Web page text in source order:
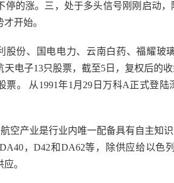
停的涨。三，处于多头信号刚刚启动
开始。
股份、国电电力、云南白药、福耀玻
天电子13只股票，截至5日，复权后的
票。 从1991年1月29日万科A正式登
空产业是行业内唯一配备具有自主知
，D42和DA62等，除供应给以色
。